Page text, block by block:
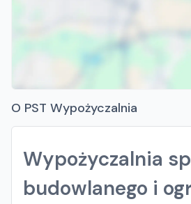
O PST Wypożyczalnia
Wypożyczalnia
budowlanego i